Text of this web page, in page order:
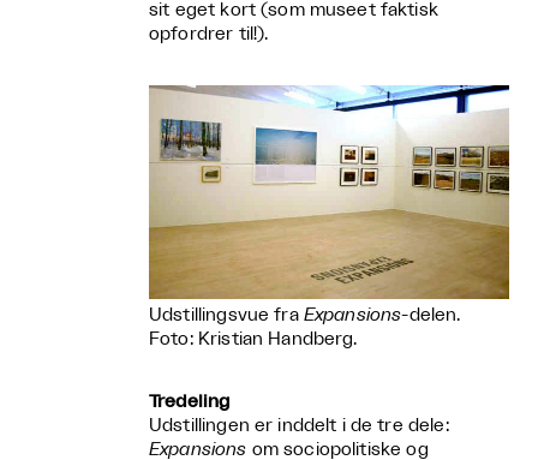
sit eget kort (som museet faktisk
opfordrer til!).
Udstillingsvue fra Expansions-delen.
Foto: Kristian Handberg.
Tredeling
Udstillingen er inddelt i de tre dele:
Expansions om sociopolitiske og